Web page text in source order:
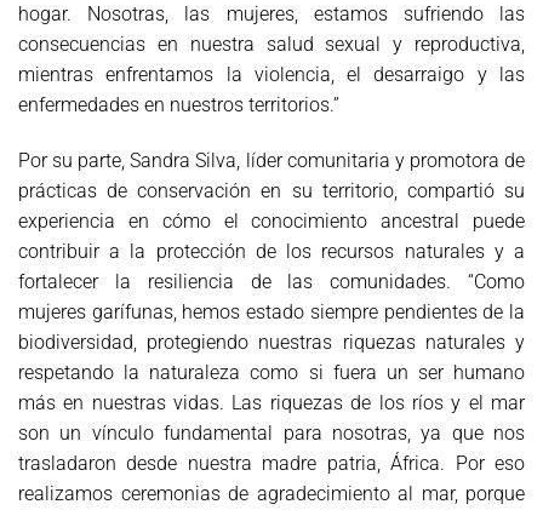
hogar. Nosotras, las mujeres, estamos sufriendo las
consecuencias en nuestra salud sexual y reproductiva,
mientras enfrentamos la violencia, el desarraigo y las
enfermedades en nuestros territorios.”
Por su parte, Sandra Silva, líder comunitaria y promotora de
prácticas de conservación en su territorio, compartió su
experiencia en cómo el conocimiento ancestral puede
contribuir a la protección de los recursos naturales y a
fortalecer la resiliencia de las comunidades. “Como
mujeres garífunas, hemos estado siempre pendientes de la
biodiversidad, protegiendo nuestras riquezas naturales y
respetando la naturaleza como si fuera un ser humano
más en nuestras vidas. Las riquezas de los ríos y el mar
son un vínculo fundamental para nosotras, ya que nos
trasladaron desde nuestra madre patria, África. Por eso
realizamos ceremonias de agradecimiento al mar, porque